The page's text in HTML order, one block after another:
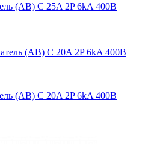
(АВ) C 25A 2P 6kA 400В
(АВ) C 20A 2P 6kA 400В